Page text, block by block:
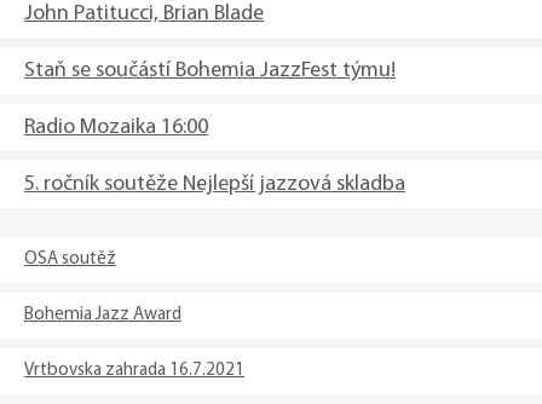
John Patitucci, Brian Blade
Staň se součástí Bohemia JazzFest týmu!
Radio Mozaika 16:00
5. ročník soutěže Nejlepší jazzová skladba
OSA soutěž
Bohemia Jazz Award
Vrtbovska zahrada 16.7.2021